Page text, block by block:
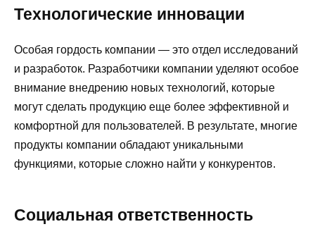
Технологические инновации
Особая гордость компании — это отдел исследований
и разработок. Разработчики компании уделяют особое
внимание внедрению новых технологий, которые
могут сделать продукцию еще более эффективной и
комфортной для пользователей. В результате, многие
продукты компании обладают уникальными
функциями, которые сложно найти у конкурентов.
Социальная ответственность